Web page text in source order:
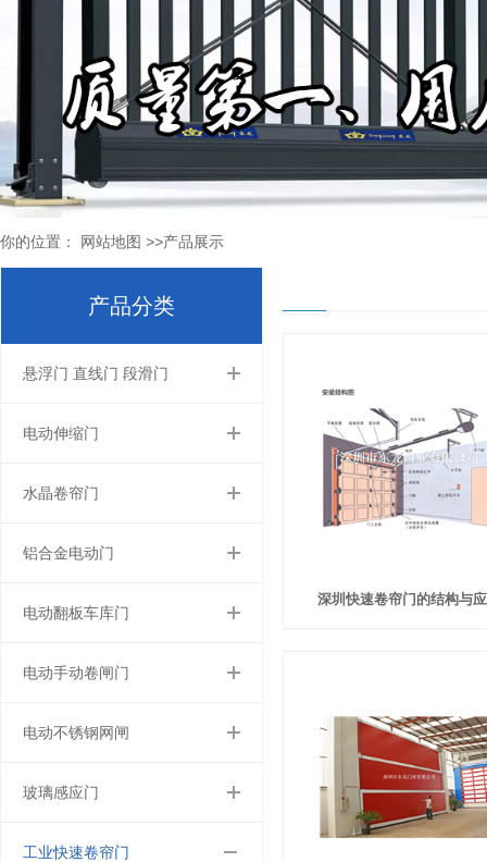
你的位置： 网站地图 >>产品展示
产品分类
悬浮门 直线门 段滑门
电动伸缩门
水晶卷帘门
铝合金电动门
电动翻板车库门
电动手动卷闸门
电动不锈钢网闸
玻璃感应门
工业快速卷帘门
深圳快速卷帘门的结构与